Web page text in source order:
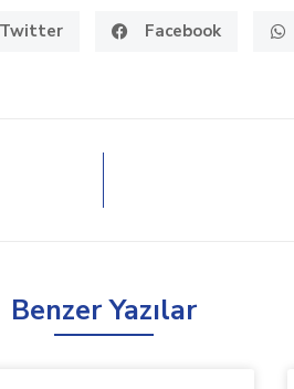
Twitter Facebook
Benzer Yazılar